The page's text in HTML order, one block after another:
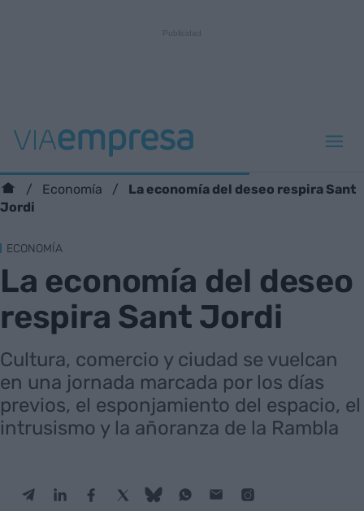
Economía
La economía del deseo respira Sant
Jordi
ECONOMÍA
La economía del deseo
respira Sant Jordi
Cultura, comercio y ciudad se vuelcan
en una jornada marcada por los días
previos, el esponjamiento del espacio, el
intrusismo y la añoranza de la Rambla